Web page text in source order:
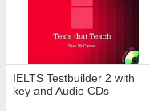
IELTS Testbuilder 2 with
key and Audio CDs